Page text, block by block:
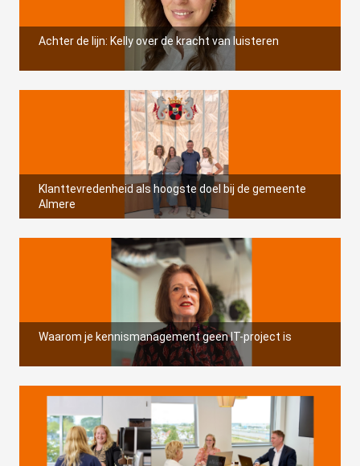
Achter de lijn: Kelly over de kracht van luisteren
Klanttevredenheid als hoogste doel bij de gemeente
Almere
Waarom je kennismanagement geen IT-project is